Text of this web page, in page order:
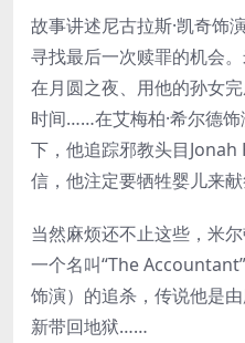
故事讲述尼古拉斯·凯奇饰
寻找最后一次赎罪的机会
在月圆之夜、用他的孙女
时间……在艾梅柏·希尔德
下，他追踪邪教头目
信，他注定要牺牲婴儿来献
当然麻烦还不止这些，米
一个名叫“The
饰演）的追杀，传说他是
新带回地狱……